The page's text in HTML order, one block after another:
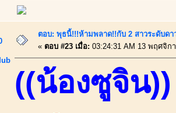
ตอบ: พุธนี้!!!ห้ามพลาด!!กับ 2 สาวระดับดา
« ตอบ #23 เมื่อ: 03:24:31 AM 13 พฤศจิก
((น้องซูจิน))